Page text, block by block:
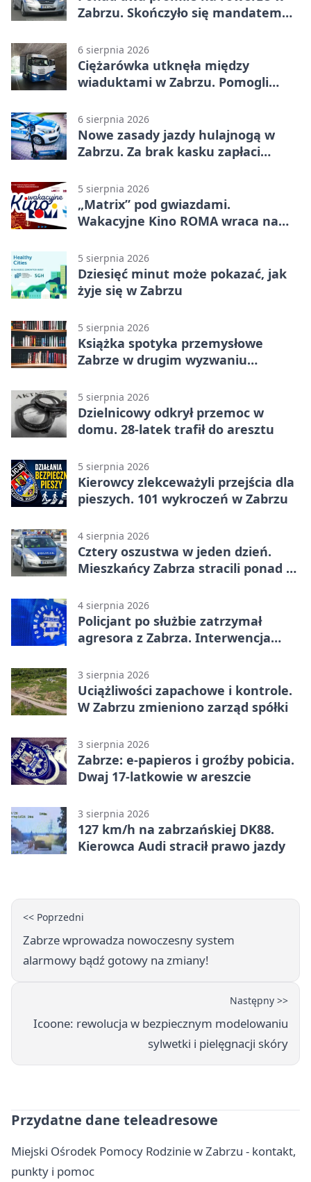
Zabrzu. Skończyło się mandatem
6 sierpnia 2026
Ciężarówka utknęła między
wiaduktami w Zabrzu. Pomogli
6 sierpnia 2026
Nowe zasady jazdy hulajnogą w
Zabrzu. Za brak kasku zapłaci
5 sierpnia 2026
„Matrix” pod gwiazdami.
Wakacyjne Kino ROMA wraca na
5 sierpnia 2026
Dziesięć minut może pokazać, jak
żyje się w Zabrzu
5 sierpnia 2026
Książka spotyka przemysłowe
Zabrze w drugim wyzwaniu
5 sierpnia 2026
Dzielnicowy odkrył przemoc w
domu. 28-latek trafił do aresztu
5 sierpnia 2026
Kierowcy zlekceważyli przejścia dla
pieszych. 101 wykroczeń w Zabrzu
4 sierpnia 2026
Cztery oszustwa w jeden dzień.
Mieszkańcy Zabrza stracili ponad 6
4 sierpnia 2026
Policjant po służbie zatrzymał
agresora z Zabrza. Interwencja
3 sierpnia 2026
Uciążliwości zapachowe i kontrole.
W Zabrzu zmieniono zarząd spółki
3 sierpnia 2026
Zabrze: e-papieros i groźby pobicia.
Dwaj 17-latkowie w areszcie
3 sierpnia 2026
127 km/h na zabrzańskiej DK88.
Kierowca Audi stracił prawo jazdy
<< Poprzedni
Zabrze wprowadza nowoczesny system
alarmowy bądź gotowy na zmiany!
Następny >>
Icoone: rewolucja w bezpiecznym modelowaniu
sylwetki i pielęgnacji skóry
Przydatne dane teleadresowe
Miejski Ośrodek Pomocy Rodzinie w Zabrzu - kontakt,
punkty i pomoc